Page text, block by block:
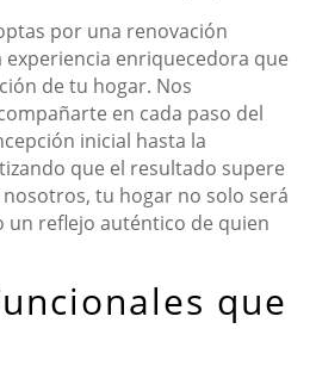
por una renovación
enriquecedora que
de tu hogar. Nos
en cada paso del
inicial hasta la
que el resultado supere
tu hogar no solo será
un reflejo auténtico de quien
que